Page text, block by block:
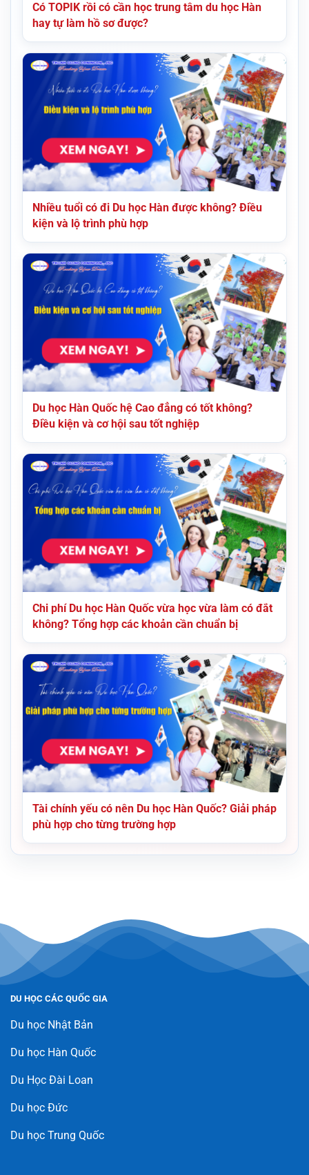
Có TOPIK rồi có cần học trung tâm du học Hàn
hay tự làm hồ sơ được?
Nhiều tuổi có đi Du học Hàn được không? Điều
kiện và lộ trình phù hợp
Du học Hàn Quốc hệ Cao đẳng có tốt không?
Điều kiện và cơ hội sau tốt nghiệp
Chi phí Du học Hàn Quốc vừa học vừa làm có đắt
không? Tổng hợp các khoản cần chuẩn bị
Tài chính yếu có nên Du học Hàn Quốc? Giải pháp
phù hợp cho từng trường hợp
DU HỌC CÁC QUỐC GIA
Du học Nhật Bản
Du học Hàn Quốc
Du Học Đài Loan
Du học Đức
Du học Trung Quốc